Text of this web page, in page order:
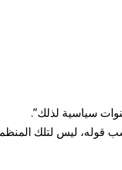
سياسية لذلك”.
قوله، ليس لتلك